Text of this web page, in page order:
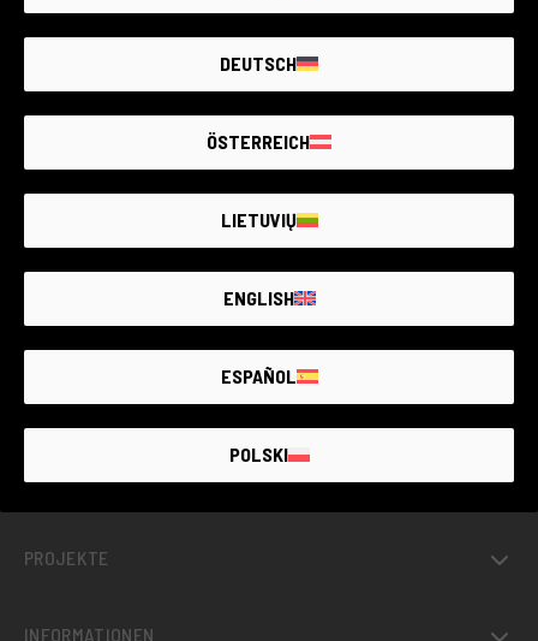
kompakten Größe. Perfekt für das Einfangen einzigartiger
Erstellen Sie eine Benachrichtigung. Wir fügen
täglich neue Produkte hinzu.
DER GRÖSSTE MARKT FÜR
GEBRAUCHTEFOTOGERÄTE MIT
BIS ZU 4 JAHRENGARANTIE
GEBRAUCHTWARE MIT GARANTIE
PROJEKTE
INFORMATIONEN
DEUTSCH
ÖSTERREICH
LIETUVIŲ
ENGLISH
ESPAÑOL
POLSKI